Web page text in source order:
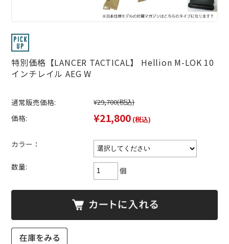
特別価格【LANCER TACTICAL】 Hellion M-LOK 10
インチレイル AEG W
通常販売価格: ¥29,700(税込)
価格: ¥21,800 (税込)
カラー：
数量: 個